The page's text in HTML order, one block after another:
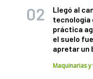
Llegó al
tecnología
práctica
el suelo
apretar un
Maquinarias y